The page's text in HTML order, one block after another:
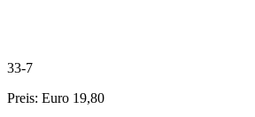
33-7
Preis: Euro 19,80